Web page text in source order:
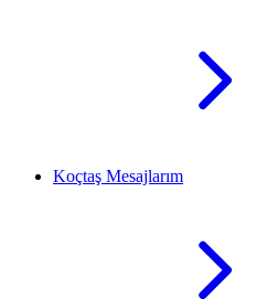
Koçtaş Mesajlarım